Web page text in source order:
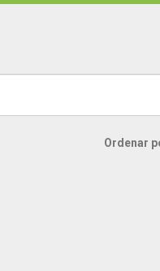
Ordenar